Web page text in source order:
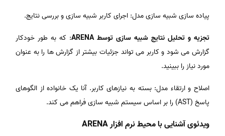
پیاده سازی شبیه سازی مدل: اجرای کاربر شبیه سازی و بررسی نتایج.
تجزیه و تحلیل نتایج شبیه سازی توسط ARENA
: که به طور خودکار
گزارش می شود و کاربر می تواند جزئیات بیشتر از گزارش ها را به عنوان
مورد نیاز را ببینید.
اصلاح و ارتقاء مدل: بسته به نیازهای کاربر. آنا یک خانواده از الگوهای
پاسخ (AST) را بر اساس سیستم شبیه سازی فراهم می کند.
ویدئوی آشنایی با محیط نرم افزار ARENA